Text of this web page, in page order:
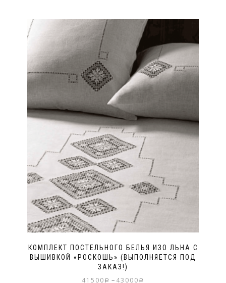
КОМПЛЕКТ ПОСТЕЛЬНОГО БЕЛЬЯ ИЗО ЛЬНА С
ВЫШИВКОЙ «РОСКОШЬ» (ВЫПОЛНЯЕТСЯ ПОД
ЗАКАЗ!)
41500 Р – 43000 Р